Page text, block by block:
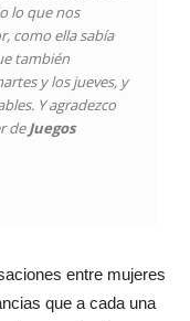
lo que nos
como ella sabía
también
y los jueves, y
Y agradezco
deJuegos
entre mujeres
que a cada una